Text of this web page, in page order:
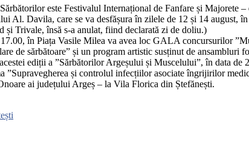
este Festivalul Internațional de Fanfare și Majorete
Al. Davila, care se va desfășura în zilele de 12 și 14 august, în
și Trivale, însă s-a anulat, fiind declarată zi de doliu.)
în Piața Vasile Milea va avea loc GALA concursurilor
de sărbătoare” și un program artistic susținut de ansambluri
ediții a ”Sărbătorilor Argeșului și Muscelului”, în data de
”Supravegherea și controlul infecțiilor asociate îngrijirilor
ai județului Argeș – la Vila Florica din Ștefănești.